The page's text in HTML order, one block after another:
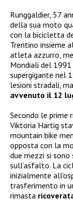
Runggaldier, 57
della sua moto
con la bicicletta
Trentino insieme
atleta azzurro,
Mondiali del
supergigante nel
lesioni stradali,
avvenuto il 12
Secondo le prime
Viktoria Härtig
mountain bike
opposta con la
due mezzi si
sull’asfalto. La
inizialmente
trasferimento in
rimasta